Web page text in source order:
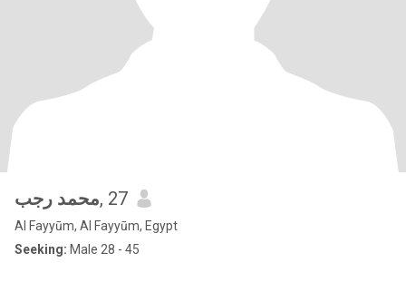
محمد رجب, 27
Al Fayyūm, Al Fayyūm, Egypt
Seeking: Male 28 - 45